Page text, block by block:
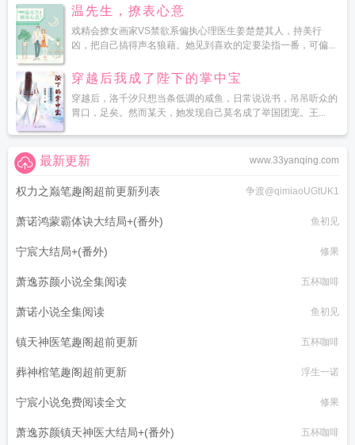
温先生，撩表心意
戏精会撩女画家VS禁欲系偏执心理医生姜楚楚其人，持美行
凶，把自己搞得声名狼藉。她见到喜欢的定要染指一番，可偏...
穿越后我成了陛下的掌中宝
穿越后，洛千汐只想当条低调的咸鱼，日常说说书，吊吊听众的
胃口，足矣。然而某天，她发现自己莫名成了举国团宠。王...
www.33yanqing.com
最新更新
权力之巅笔趣阁超前更新列表 争渡@qimiaoUGtUK1
萧诺鸿蒙霸体诀大结局+(番外) 鱼初见
宁宸大结局+(番外) 修果
萧逸苏颜小说全集阅读 五杯咖啡
萧诺小说全集阅读 鱼初见
镇天神医笔趣阁超前更新 五杯咖啡
葬神棺笔趣阁超前更新 浮生一诺
宁宸小说免费阅读全文 修果
萧逸苏颜镇天神医大结局+(番外) 五杯咖啡